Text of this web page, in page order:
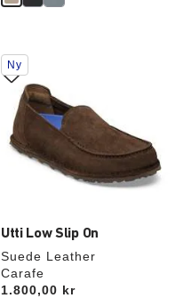
Utti Low Slip On
Suede Leather
Carafe
Price:
1.800,00 kr
Samhandling
med
swatch-
farger
oppdatere
produktbildet
Ny